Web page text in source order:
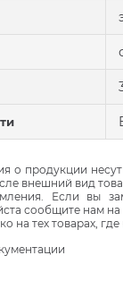
о продукции
внешний вид
Если вы
сообщите нам на
на тех товарах,